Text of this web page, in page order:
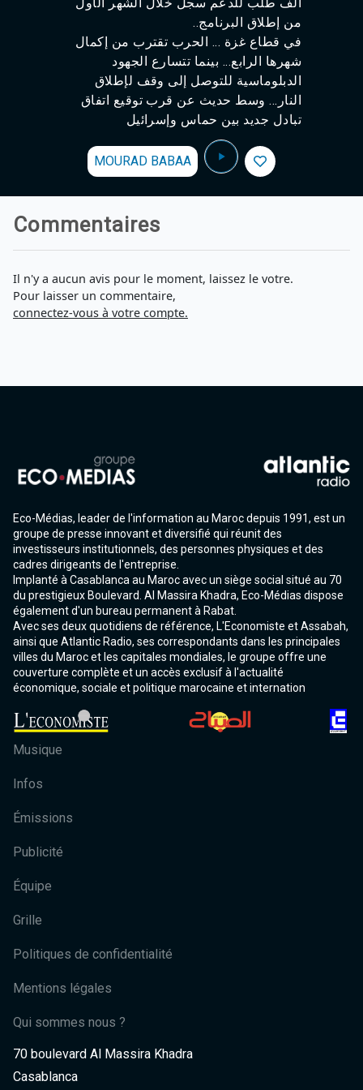
ألف طلب للدعم سجل خلال الشهر الأول
من إطلاق البرنامج..
في قطاع غزة ... الحرب تقترب من إكمال
شهرها الرابع... بينما تتسارع الجهود
الدبلوماسية للتوصل إلى وقف لإطلاق
النار... وسط حديث عن قرب توقيع اتفاق
تبادل جديد بين حماس وإسرائيل
MOURAD BABAA
Commentaires
Il n'y a aucun avis pour le moment, laissez le votre.
Pour laisser un commentaire,
connectez-vous à votre compte.
Eco-Médias, leader de l'information au Maroc depuis 1991, est un
groupe de presse innovant et diversifié qui réunit des
investisseurs institutionnels, des personnes physiques et des
cadres dirigeants de l'entreprise.
Implanté à Casablanca au Maroc avec un siège social situé au 70
du prestigieux Boulevard. Al Massira Khadra, Eco-Médias dispose
également d'un bureau permanent à Rabat.
Avec ses deux quotidiens de référence, L'Economiste et Assabah,
ainsi que Atlantic Radio, ses correspondants dans les principales
villes du Maroc et les capitales mondiales, le groupe offre une
couverture complète et un accès exclusif à l'actualité
économique, sociale et politique marocaine et internation
Musique
Infos
Émissions
Publicité
Équipe
Grille
Politiques de confidentialité
Mentions légales
Qui sommes nous ?
70 boulevard Al Massira Khadra
Casablanca